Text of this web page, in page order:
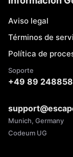
Aviso legal
Términos de
Política de
Soporte
+49 89
Munich, Germany
Codeum UG